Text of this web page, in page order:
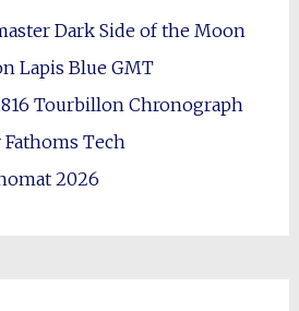
Dark Side of the Moon
Lapis Blue GMT
Tourbillon Chronograph
Tech
2026